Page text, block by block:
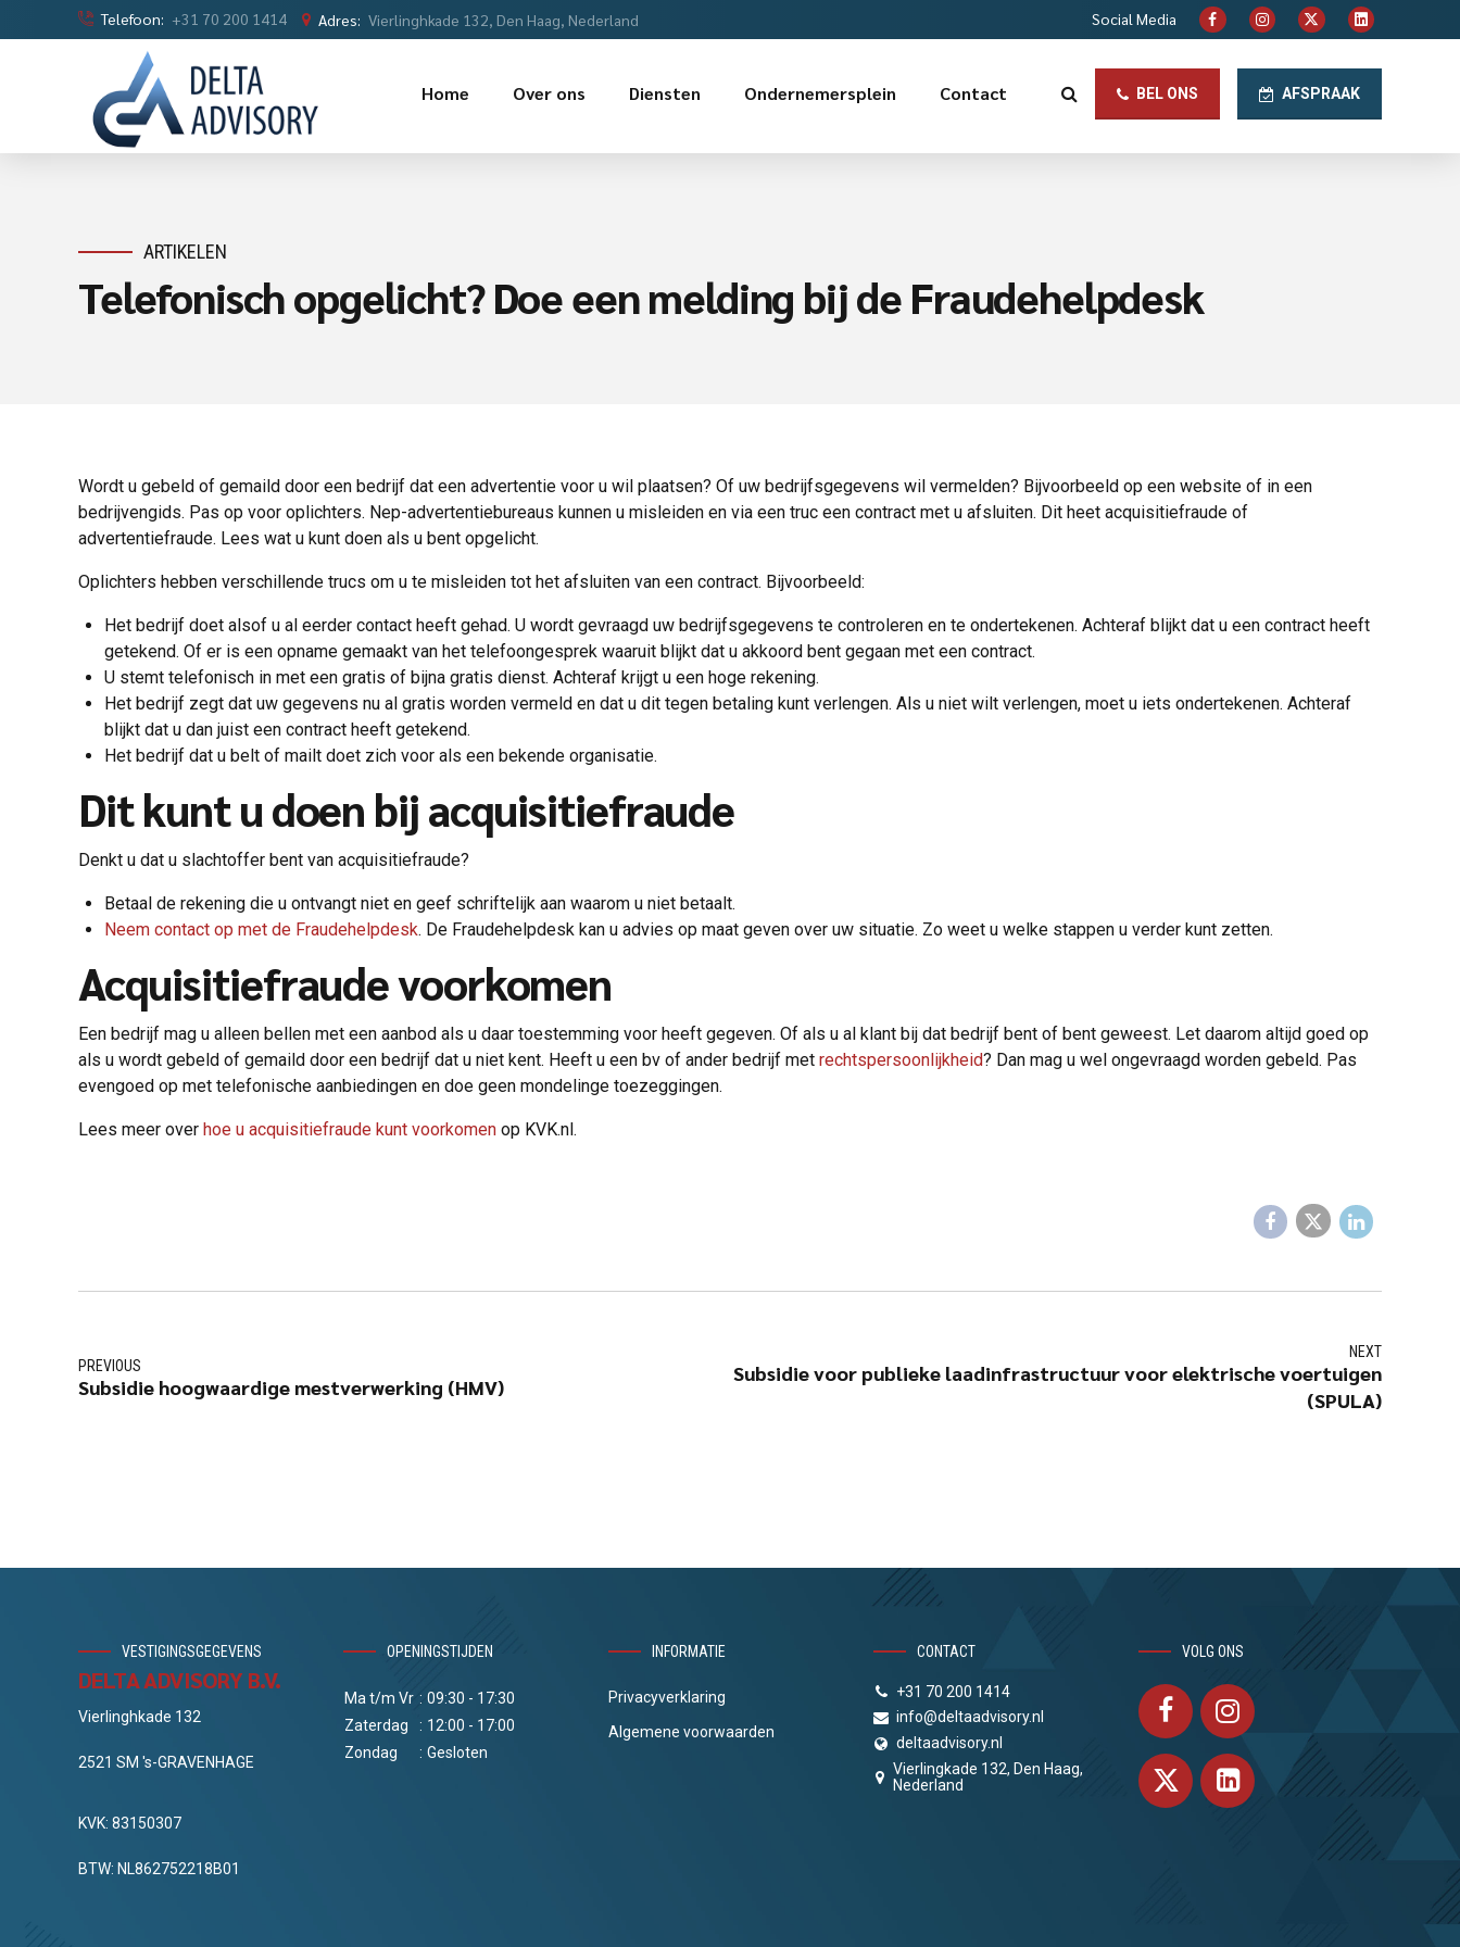
Telefoon: +31 70 200 1414 Adres: Vierlinghkade 132, Den Haag, Nederland Social Media
BEL ONS AFSPRAAK
Home Over ons Diensten Ondernemersplein Contact
ARTIKELEN
Telefonisch opgelicht? Doe een melding bij de Fraudehelpdesk
Wordt u gebeld of gemaild door een bedrijf dat een advertentie voor u wil plaatsen? Of uw bedrijfsgegevens wil vermelden? Bijvoorbeeld op een website of in een
bedrijvengids. Pas op voor oplichters. Nep-advertentiebureaus kunnen u misleiden en via een truc een contract met u afsluiten. Dit heet acquisitiefraude of
advertentiefraude. Lees wat u kunt doen als u bent opgelicht.
Oplichters hebben verschillende trucs om u te misleiden tot het afsluiten van een contract. Bijvoorbeeld:
Het bedrijf doet alsof u al eerder contact heeft gehad. U wordt gevraagd uw bedrijfsgegevens te controleren en te ondertekenen. Achteraf blijkt dat u een contract heeft
getekend. Of er is een opname gemaakt van het telefoongesprek waaruit blijkt dat u akkoord bent gegaan met een contract.
U stemt telefonisch in met een gratis of bijna gratis dienst. Achteraf krijgt u een hoge rekening.
Het bedrijf zegt dat uw gegevens nu al gratis worden vermeld en dat u dit tegen betaling kunt verlengen. Als u niet wilt verlengen, moet u iets ondertekenen. Achteraf
blijkt dat u dan juist een contract heeft getekend.
Het bedrijf dat u belt of mailt doet zich voor als een bekende organisatie.
Dit kunt u doen bij acquisitiefraude
Denkt u dat u slachtoffer bent van acquisitiefraude?
Betaal de rekening die u ontvangt niet en geef schriftelijk aan waarom u niet betaalt.
Neem contact op met de Fraudehelpdesk. De Fraudehelpdesk kan u advies op maat geven over uw situatie. Zo weet u welke stappen u verder kunt zetten.
Acquisitiefraude voorkomen
Een bedrijf mag u alleen bellen met een aanbod als u daar toestemming voor heeft gegeven. Of als u al klant bij dat bedrijf bent of bent geweest. Let daarom altijd goed op
als u wordt gebeld of gemaild door een bedrijf dat u niet kent. Heeft u een bv of ander bedrijf met rechtspersoonlijkheid? Dan mag u wel ongevraagd worden gebeld. Pas
evengoed op met telefonische aanbiedingen en doe geen mondelinge toezeggingen.
Lees meer over hoe u acquisitiefraude kunt voorkomen op KVK.nl.
PREVIOUS
Subsidie hoogwaardige mestverwerking (HMV)
NEXT
Subsidie voor publieke laadinfrastructuur voor elektrische voertuigen
(SPULA)
VESTIGINGSGEGEVENS
DELTA ADVISORY B.V.
Vierlinghkade 132
2521 SM 's-GRAVENHAGE
KVK: 83150307
BTW: NL862752218B01
OPENINGSTIJDEN
Ma t/m Vr : 09:30 - 17:30
Zaterdag
: 12:00 - 17:00
Zondag
: Gesloten
INFORMATIE
Privacyverklaring
Algemene voorwaarden
CONTACT
+31 70 200 1414
info@deltaadvisory.nl
deltaadvisory.nl
Vierlingkade 132, Den Haag,
Nederland
VOLG ONS